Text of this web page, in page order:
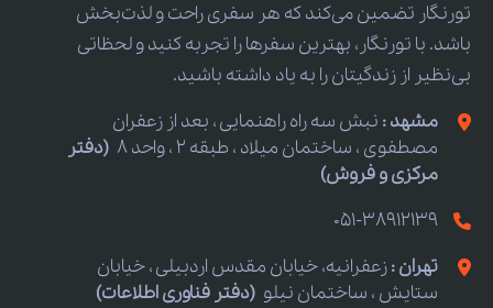
تورنگار تضمین می‌کند که هر سفری راحت و لذت‌بخش
باشد. با تورنگار، بهترین سفرها را تجربه کنید و لحظاتی
بی‌نظیر از زندگیتان را به یاد داشته باشید.
مشهد : نبش سه راه راهنمایی ، بعد از زعفران
مصطفوی ، ساختمان میلاد ، طبقه 2 ، واحد 8
(دفتر
مرکزی و فروش)
051-38912139
تهران :زعفرانیه، خیابان مقدس اردبیلی ، خیابان
ستایش ، ساختمان نیلو (دفتر فناوری اطلاعات)